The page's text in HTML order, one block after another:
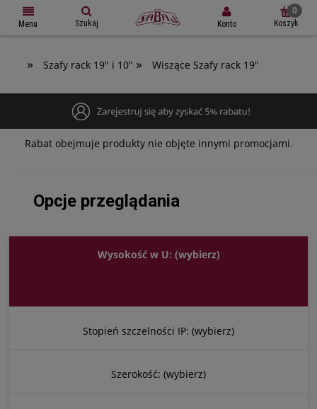
Menu Szukaj Konto Koszyk
» Szafy rack 19" i 10" » Wiszące Szafy rack 19"
Rabat obejmuje produkty nie objęte innymi promocjami.
Opcje przeglądania
Wysokość w U: (wybierz)
Stopień szczelności IP: (wybierz)
Szerokość: (wybierz)